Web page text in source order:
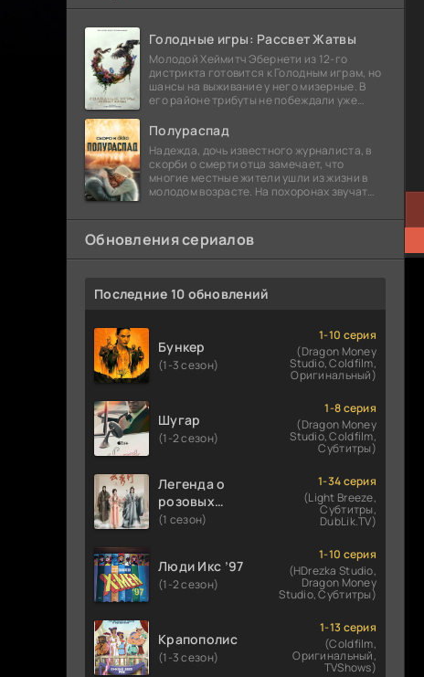
Голодные игры: Рассвет Жатвы
Молодой Хеймитч Эбернети из 12-го
дистрикта готовится к Голодным играм, но
шансы на выживание у него мизерные. В
его районе трибуты не побеждали уже
безнадежности.
Полураспад
Надежда, дочь известного журналиста, в
скорби о смерти отца замечает, что
многие местные жители ушли из жизни в
молодом возрасте. На похоронах звучат
Обновления сериалов
Последние 10 обновлений
Бункер
(1-3 сезон)
1-10 серия
(Dragon Money
Studio, Coldfilm,
Оригинальный)
Шугар
(1-2 сезон)
1-8 серия
(Dragon Money
Studio, Coldfilm,
Субтитры)
Легенда о
розовых
облаках
(1 сезон)
1-34 серия
(Light Breeze,
Субтитры,
DubLik.TV)
Люди Икс ’97
(1-2 сезон)
1-10 серия
(HDrezka Studio,
Dragon Money
Studio, Субтитры)
Крапополис
(1-3 сезон)
1-13 серия
(Coldfilm,
Оригинальный,
TVShows)